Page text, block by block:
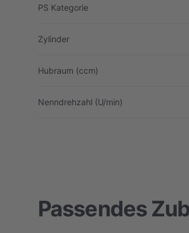
PS Kategorie
Zylinder
Hubraum (ccm)
Nenndrehzahl (U/min)
Passendes